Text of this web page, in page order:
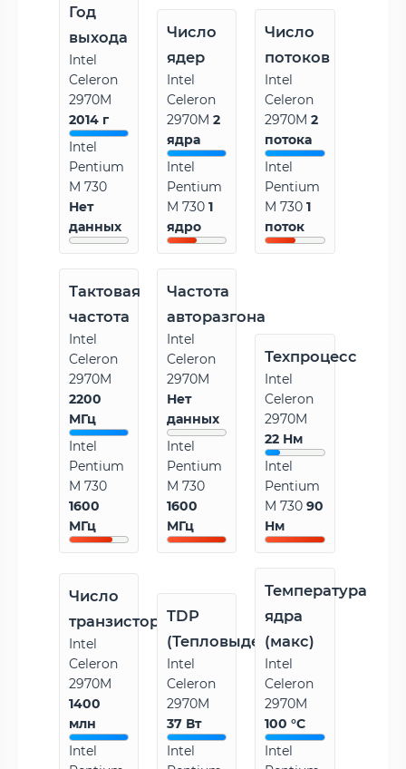
Год
выхода
Intel
Celeron
2970M
2014 г
Intel
Pentium
M 730
Нет
данных
Число
ядер
Intel
Celeron
2970M2
ядра
Intel
Pentium
M 7301
ядро
Число
потоков
Intel
Celeron
2970M2
потока
Intel
Pentium
M 7301
поток
Тактовая
частота
Intel
Celeron
2970M
2200
МГц
Intel
Pentium
M 730
1600
МГц
Частота
авторазгона
Intel
Celeron
2970M
Нет
данных
Intel
Pentium
M 730
1600
МГц
Техпроцесс
Intel
Celeron
2970M
22 Нм
Intel
Pentium
M 73090
Нм
Число
транзисторов
Intel
Celeron
2970M
1400
млн
Intel
TDP
(Тепловыделение)
Intel
Celeron
2970M
37 Вт
Intel
Температура
ядра
(макс)
Intel
Celeron
2970M
100 °C
Intel